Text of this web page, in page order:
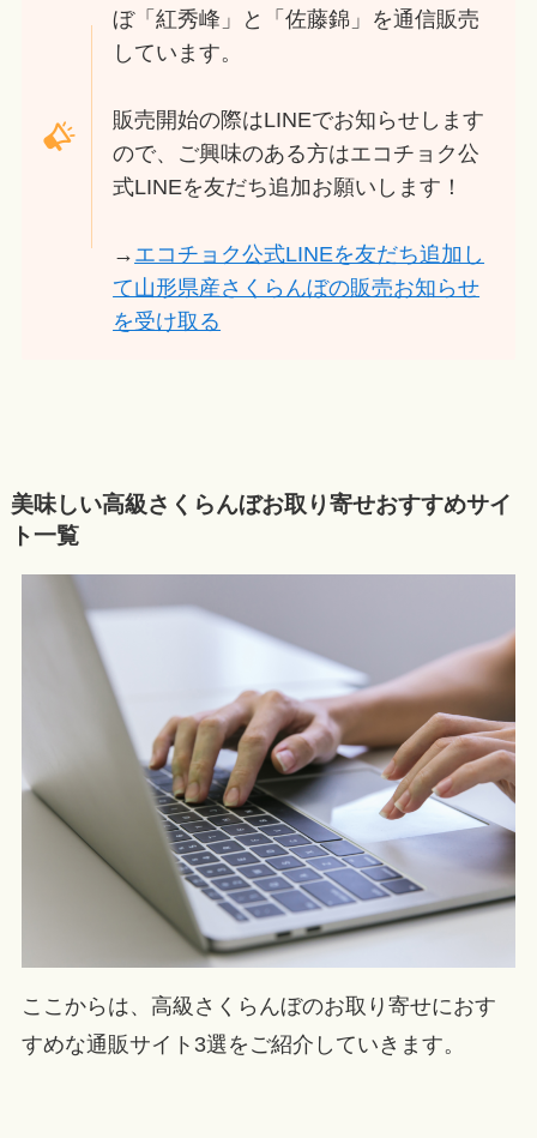
ぼ「紅秀峰」と「佐藤錦」を通信販売
しています。
販売開始の際はLINEでお知らせします
ので、ご興味のある方はエコチョク公
式LINEを友だち追加お願いします！
→ エコチョク公式LINEを友だち追加し
て山形県産さくらんぼの販売お知らせ
を受け取る
美味しい高級さくらんぼお取り寄せおすすめサイ
ト一覧
ここからは、高級さくらんぼのお取り寄せにおす
すめな通販サイト3選をご紹介していきます。